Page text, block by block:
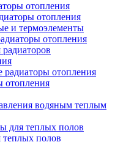
отопления
отопления
и термоэлементы
отопления
отопления
отопления
водяным теплым
для теплых полов
полов